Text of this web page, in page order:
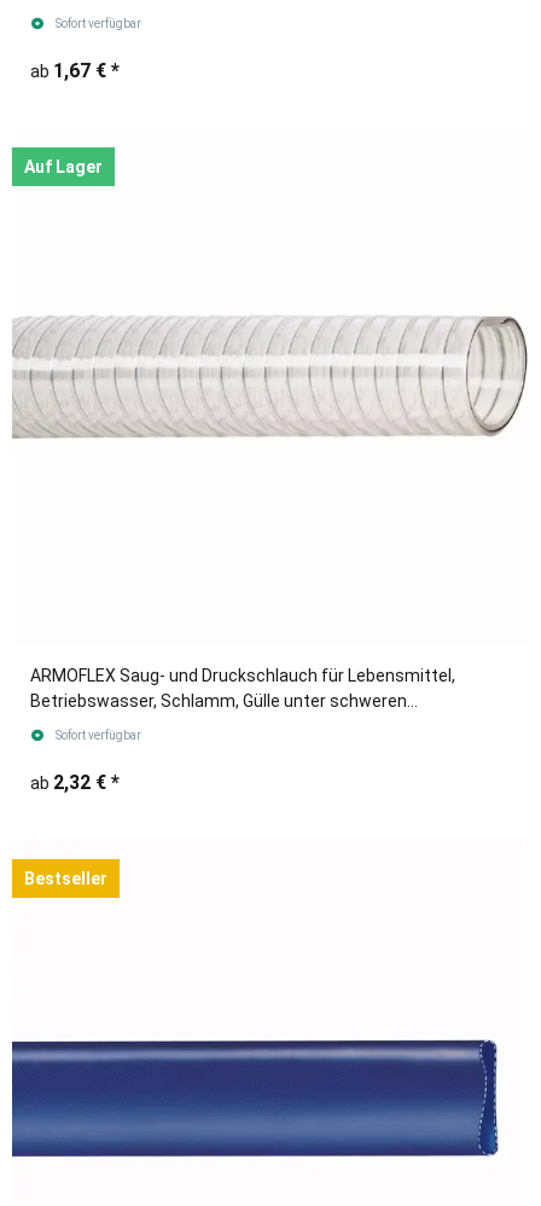
Sofort verfügbar
ab 1,67 € *
Auf Lager
ARMOFLEX Saug- und Druckschlauch für Lebensmittel,
Betriebswasser, Schlamm, Gülle unter schweren
Einsatzbedingungen.
Sofort verfügbar
ab 2,32 € *
Bestseller